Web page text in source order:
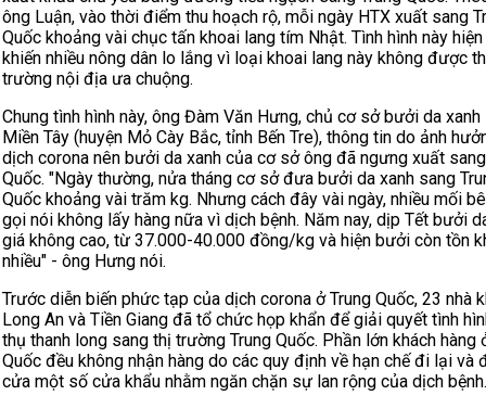
ông Luận, vào thời điểm thu hoạch rộ, mỗi ngày HTX xuất sang
Quốc khoảng vài chục tấn khoai lang tím Nhật. Tình hình này hiện
khiến nhiều nông dân lo lắng vì loại khoai lang này không được
trường nội địa ưa chuộng.
Chung tình hình này, ông Đàm Văn Hưng, chủ cơ sở bưởi da
Miền Tây (huyện Mỏ Cày Bắc, tỉnh Bến Tre), thông tin do ảnh
dịch corona nên bưởi da xanh của cơ sở ông đã ngưng xuất
Quốc. "Ngày thường, nửa tháng cơ sở đưa bưởi da xanh sang
Quốc khoảng vài trăm kg. Nhưng cách đây vài ngày, nhiều mối
gọi nói không lấy hàng nữa vì dịch bệnh. Năm nay, dịp Tết bưởi
giá không cao, từ 37.000-40.000 đồng/kg và hiện bưởi còn tồn
nhiều" - ông Hưng nói.
Trước diễn biến phức tạp của dịch corona ở Trung Quốc, 23 nhà
Long An và Tiền Giang đã tổ chức họp khẩn để giải quyết tình
thụ thanh long sang thị trường Trung Quốc. Phần lớn khách hàng
Quốc đều không nhận hàng do các quy định về hạn chế đi lại và
cửa một số cửa khẩu nhằm ngăn chặn sự lan rộng của dịch bệnh.